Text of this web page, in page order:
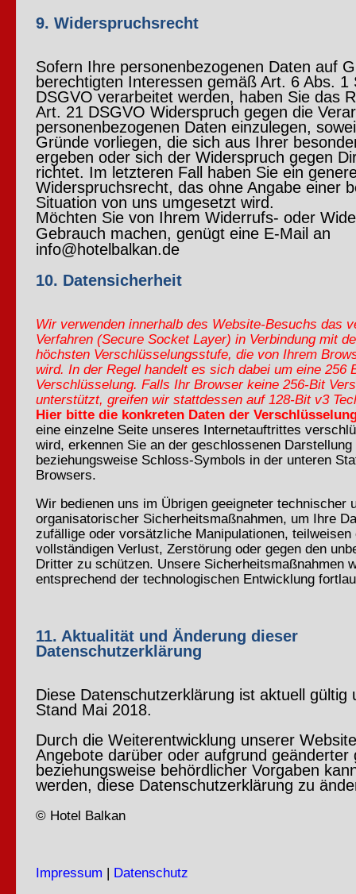
9. Widerspruchsrecht
Sofern Ihre personenbezogenen Daten auf
berechtigten Interessen gemäß Art. 6 Abs. 1
DSGVO verarbeitet werden, haben Sie das
Art. 21 DSGVO Widerspruch gegen die
personenbezogenen Daten einzulegen,
Gründe vorliegen, die sich aus Ihrer
ergeben oder sich der Widerspruch gegen
richtet. Im letzteren Fall haben Sie ein
Widerspruchsrecht, das ohne Angabe einer
Situation von uns umgesetzt wird.
Möchten Sie von Ihrem Widerrufs- oder
Gebrauch machen, genügt eine E-Mail an
info@hotelbalkan.de
10. Datensicherheit
Wir verwenden innerhalb des Website-Besuchs das
Verfahren (Secure Socket Layer) in Verbindung mit
höchsten Verschlüsselungsstufe, die von Ihrem
wird. In der Regel handelt es sich dabei um eine 256
Verschlüsselung. Falls Ihr Browser keine 256-Bit
unterstützt, greifen wir stattdessen auf 128-Bit v3
Hier bitte die konkreten Daten der
eine einzelne Seite unseres Internetauftrittes
wird, erkennen Sie an der geschlossenen
beziehungsweise Schloss-Symbols in der unteren
Browsers.
Wir bedienen uns im Übrigen geeigneter technischer
organisatorischer Sicherheitsmaßnahmen, um Ihre
zufällige oder vorsätzliche Manipulationen, teilweisen
vollständigen Verlust, Zerstörung oder gegen den
Dritter zu schützen. Unsere Sicherheitsmaßnahmen
entsprechend der technologischen Entwicklung
11. Aktualität und Änderung dieser
Datenschutzerklärung
Diese Datenschutzerklärung ist aktuell gültig
Stand Mai 2018.
Durch die Weiterentwicklung unserer
Angebote darüber oder aufgrund geänderter
beziehungsweise behördlicher Vorgaben
werden, diese Datenschutzerklärung zu
© Hotel Balkan
Impressum | Datenschutz